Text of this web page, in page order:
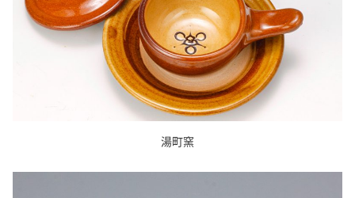
湯町窯